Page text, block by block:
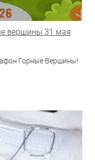
вершины 31 мая
Горные Вершины!